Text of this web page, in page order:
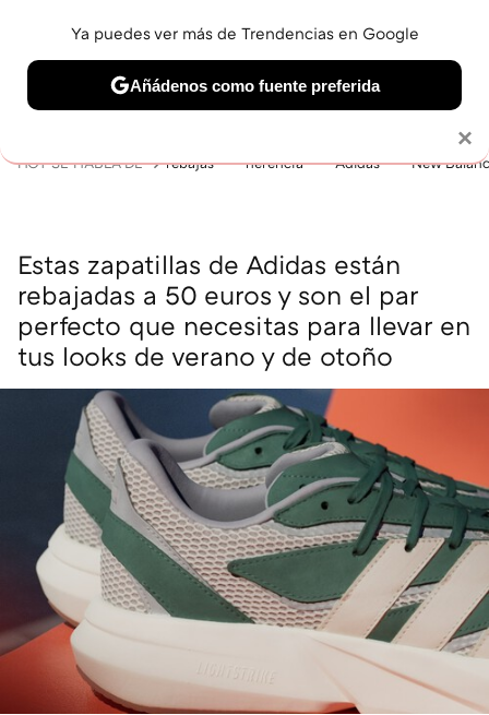
BELLEZA SHOPPING VIAJES GASTRO SNEAKERS
HOY SE HABLA DE rebajas herencia Adidas New
Estas zapatillas de Adidas están
rebajadas a 50 euros y son el par
perfecto que necesitas para llevar en
tus looks de verano y de otoño
×
Ya puedes ver más de Trendencias en Google
Añádenos como fuente preferida